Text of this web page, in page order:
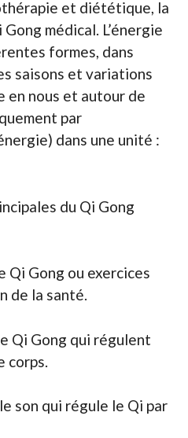
et diététique, la
médical. L’énergie
formes, dans
saisons et variations
en nous et autour de
par
dans une unité :
du Qi Gong
Qi Gong ou exercices
de la santé.
Qi Gong qui régulent
corps.
son qui régule le Qi par